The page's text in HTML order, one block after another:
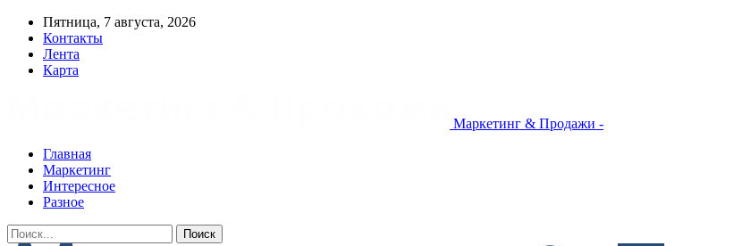
Пятница, 7 августа, 2026
Контакты
Лента
Карта
Маркетинг & Продажи -
Главная
Маркетинг
Интересное
Разное